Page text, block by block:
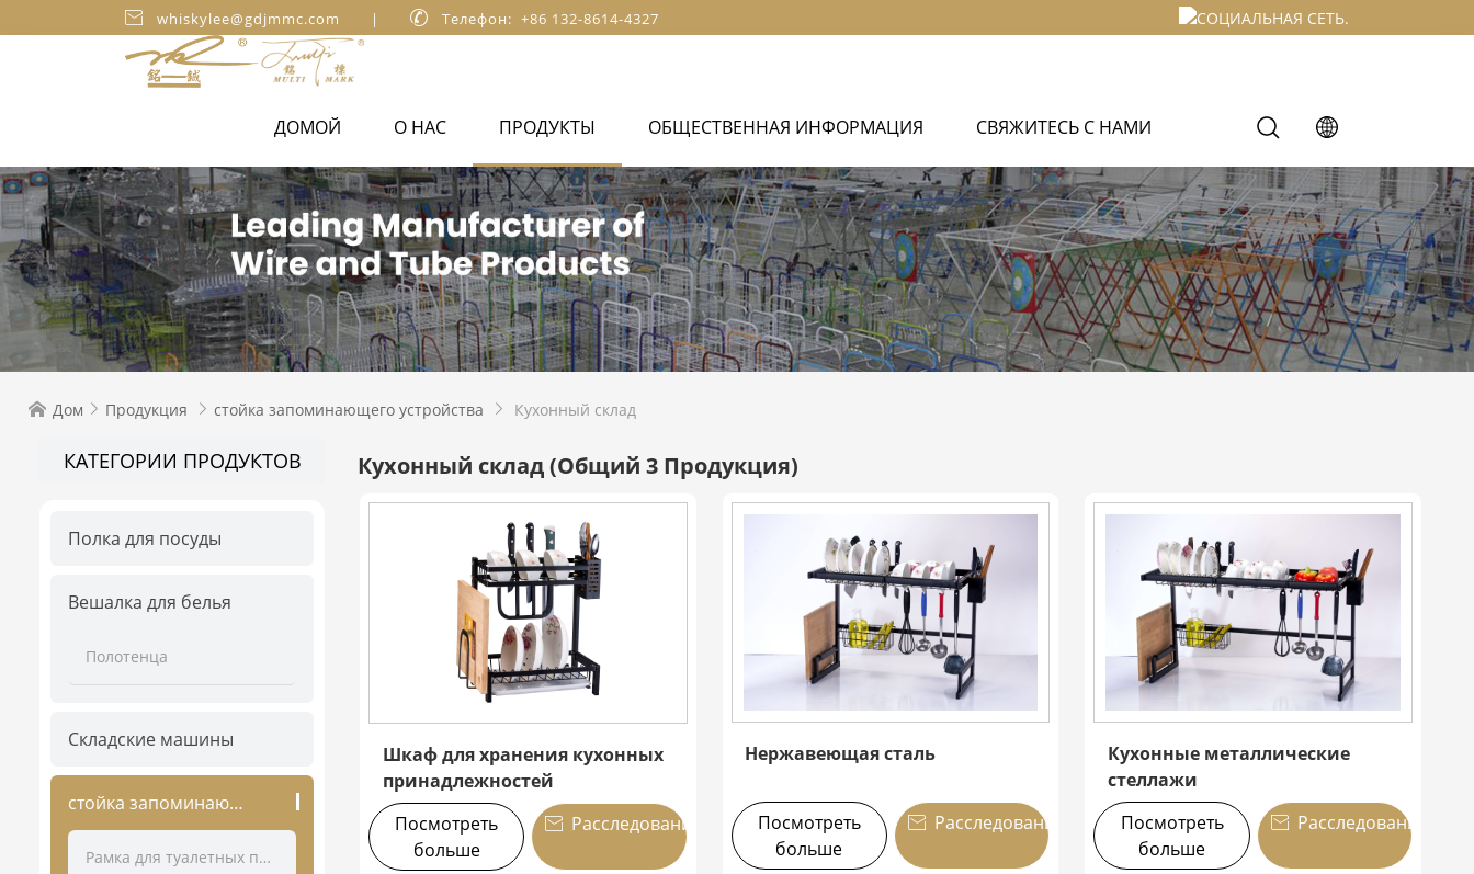
 whiskylee@gdjmmc.com |  Телефон: +86 132-8614-4327
ДОМОЙ О НАС ПРОДУКТЫ ОБЩЕСТВЕННАЯ ИНФОРМАЦИЯ СВЯЖИТЕСЬ С НАМИ
 Дом  Продукция  стойка запоминающего устройства  Кухонный склад
КАТЕГОРИИ ПРОДУКТОВ
Полка для посуды
Вешалка для белья
Полотенца
Складские машины
стойка запоминающего устройства
Рамка для туалетных принадлежностей
Кухонный склад(Общий 3 Продукция)
Шкаф для хранения кухонных
принадлежностей
Посмотреть
больше
 Расследование
Нержавеющая сталь
Посмотреть
больше
 Расследование
Кухонные металлические
стеллажи
Посмотреть
больше
 Расследование